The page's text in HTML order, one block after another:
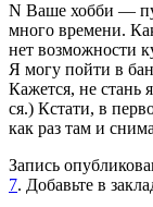
N Ваше хобби —
много времени.
нет возможности
Я могу пойти в
Кажется, не
ся.) Кстати, в
как раз там и
Запись
7. Добавьте в